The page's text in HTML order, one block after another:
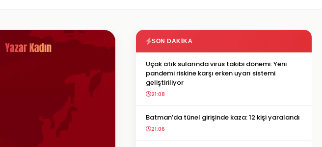
SON DAKIKA
Uçak atık sularında virüs takibi dönemi: Yeni
pandemi riskine karşı erken uyarı sistemi
geliştiriliyor
21:08
Batman’da tünel girişinde kaza: 12 kişi yaralandı
21:06